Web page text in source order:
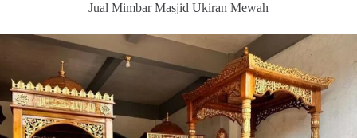
Jual Mimbar Masjid Ukiran Mewah